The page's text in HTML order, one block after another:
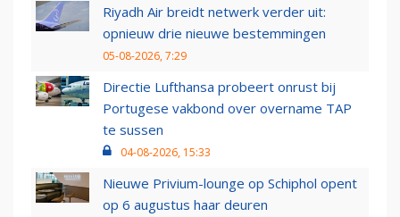
Riyadh Air breidt netwerk verder uit:
opnieuw drie nieuwe bestemmingen
05-08-2026, 7:29
Directie Lufthansa probeert onrust bij
Portugese vakbond over overname TAP
te sussen
04-08-2026, 15:33
Nieuwe Privium-lounge op Schiphol opent
op 6 augustus haar deuren